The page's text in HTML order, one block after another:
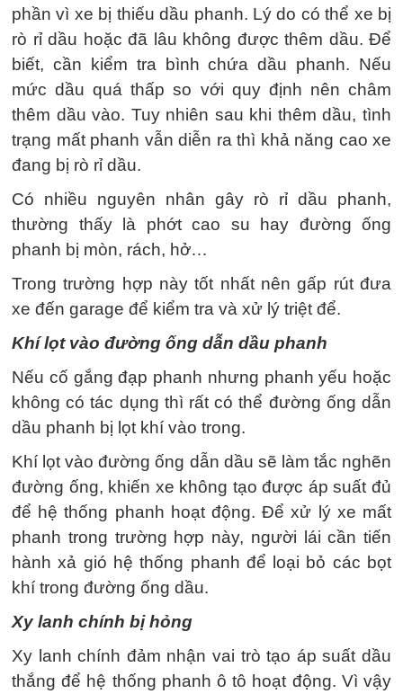
phần vì xe bị thiếu dầu phanh. Lý do có thể xe bị
rò rỉ dầu hoặc đã lâu không được thêm dầu. Để
biết, cần kiểm tra bình chứa dầu phanh. Nếu
mức dầu quá thấp so với quy định nên châm
thêm dầu vào. Tuy nhiên sau khi thêm dầu, tình
trạng mất phanh vẫn diễn ra thì khả năng cao xe
đang bị rò rỉ dầu.
Có nhiều nguyên nhân gây rò rỉ dầu phanh,
thường thấy là phớt cao su hay đường ống
phanh bị mòn, rách, hở…
Trong trường hợp này tốt nhất nên gấp rút đưa
xe đến garage để kiểm tra và xử lý triệt để.
Khí lọt vào đường ống dẫn dầu phanh
Nếu cố gắng đạp phanh nhưng phanh yếu hoặc
không có tác dụng thì rất có thể đường ống dẫn
dầu phanh bị lọt khí vào trong.
Khí lọt vào đường ống dẫn dầu sẽ làm tắc nghẽn
đường ống, khiến xe không tạo được áp suất đủ
để hệ thống phanh hoạt động. Để xử lý xe mất
phanh trong trường hợp này, người lái cần tiến
hành xả gió hệ thống phanh để loại bỏ các bọt
khí trong đường ống dầu.
Xy lanh chính bị hỏng
Xy lanh chính đảm nhận vai trò tạo áp suất dầu
thắng để hệ thống phanh ô tô hoạt động. Vì vậy